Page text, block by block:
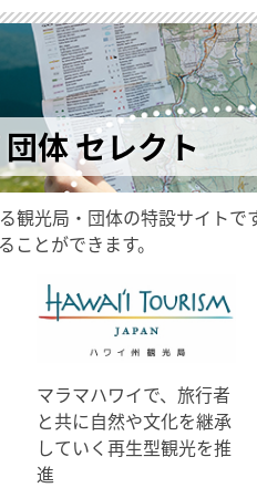
体 セレクト
観光局・団体の特設サイト
ことができます。
マラマハワイで、旅行者
と共に自然や文化を継承
していく再生型観光を推
進